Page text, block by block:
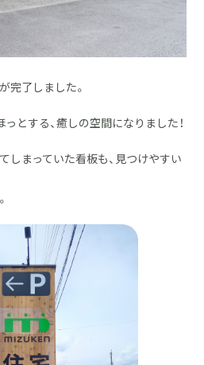
完了しました。
とする、癒しの空間になりました！
しまっていた看板も、見つけやすい